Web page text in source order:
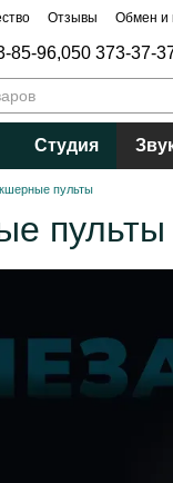
Отзывы Обмен и
85-96,050 373-37-
Студия
пульты
пульты